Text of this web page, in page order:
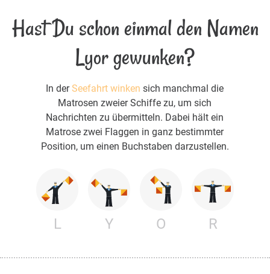
Hast Du schon einmal den Namen
Lyor gewunken?
In derSeefahrt winken sich manchmal die
Matrosen zweier Schiffe zu, um sich
Nachrichten zu übermitteln. Dabei hält ein
Matrose zwei Flaggen in ganz bestimmter
Position, um einen Buchstaben darzustellen.
L Y O R